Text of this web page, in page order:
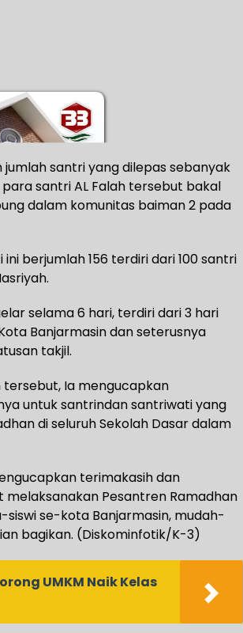
santri yang dilepas sebanyak
santri AL Falah tersebut bakal
dalam komunitas baiman 2 pada
berjumlah 156 terdiri dari 100 santri
selama 6 hari, terdiri dari 3 hari
Banjarmasin dan seterusnya
takjil.
tersebut, Ia mengucapkan
untuk santrindan santriwati yang
di seluruh Sekolah Dasar dalam
terimakasih dan
Pesantren Ramadhan
se-kota Banjarmasin, mudah-
bagikan. (Diskominfotik/K-3)
UMKM Naik Kelas